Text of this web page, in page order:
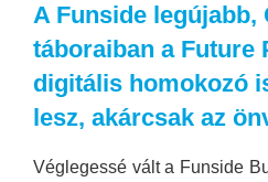
A Funside legújabb,
táboraiban a Future
digitális homokozó
lesz, akárcsak az
Véglegessé vált a Funside